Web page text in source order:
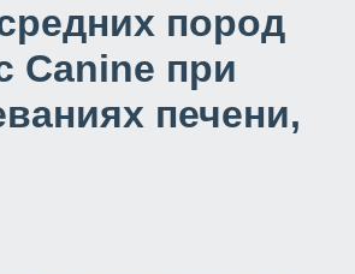
пород
Canine при
печени,